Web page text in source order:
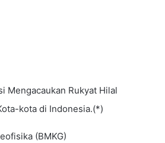
Mengacaukan Rukyat Hilal
kota di Indonesia.(*)
(BMKG)